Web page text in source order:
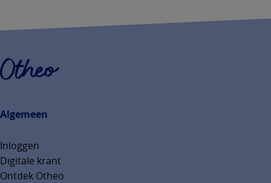
Algemeen
Inloggen
Digitale krant
Ontdek Otheo